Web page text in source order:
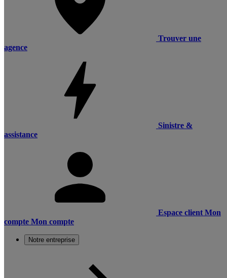
Trouver une
agence
Sinistre &
assistance
Espace client Mon
compte Mon compte
Notre entreprise